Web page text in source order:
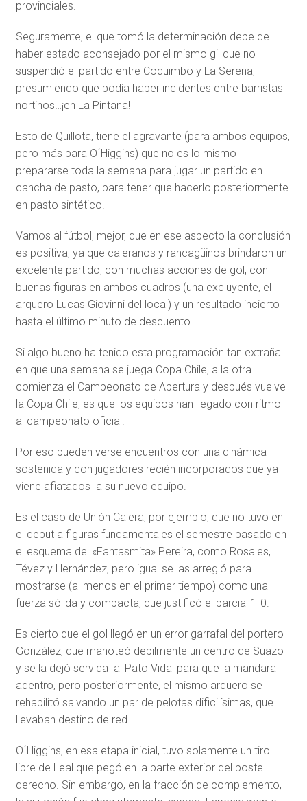
provinciales.
Seguramente, el que tomó la determinación debe de
haber estado aconsejado por el mismo gil que no
suspendió el partido entre Coquimbo y La Serena,
presumiendo que podía haber incidentes entre barristas
nortinos…¡en La Pintana!
Esto de Quillota, tiene el agravante (para ambos equipos,
pero más para O´Higgins) que no es lo mismo
prepararse toda la semana para jugar un partido en
cancha de pasto, para tener que hacerlo posteriormente
en pasto sintético.
Vamos al fútbol, mejor, que en ese aspecto la conclusión
es positiva, ya que caleranos y rancagüinos brindaron un
excelente partido, con muchas acciones de gol, con
buenas figuras en ambos cuadros (una excluyente, el
arquero Lucas Giovinni del local) y un resultado incierto
hasta el último minuto de descuento.
Si algo bueno ha tenido esta programación tan extraña
en que una semana se juega Copa Chile, a la otra
comienza el Campeonato de Apertura y después vuelve
la Copa Chile, es que los equipos han llegado con ritmo
al campeonato oficial.
Por eso pueden verse encuentros con una dinámica
sostenida y con jugadores recién incorporados que ya
viene afiatados a su nuevo equipo.
Es el caso de Unión Calera, por ejemplo, que no tuvo en
el debut a figuras fundamentales el semestre pasado en
el esquema del «Fantasmita» Pereira, como Rosales,
Tévez y Hernández, pero igual se las arregló para
mostrarse (al menos en el primer tiempo) como una
fuerza sólida y compacta, que justificó el parcial 1-0.
Es cierto que el gol llegó en un error garrafal del portero
González, que manoteó debilmente un centro de Suazo
y se la dejó servida al Pato Vidal para que la mandara
adentro, pero posteriormente, el mismo arquero se
rehabilitó salvando un par de pelotas dificilísimas, que
llevaban destino de red.
O´Higgins, en esa etapa inicial, tuvo solamente un tiro
libre de Leal que pegó en la parte exterior del poste
derecho. Sin embargo, en la fracción de complemento,